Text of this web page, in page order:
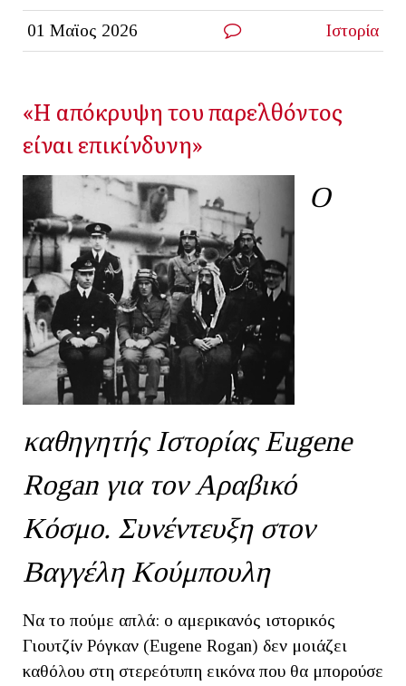
01 Μαϊος 2026 Ιστορία
«Η απόκρυψη του παρελθόντος
είναι επικίνδυνη»
Ο
καθηγητής Ιστορίας Eugene
Rogan για τον Αραβικό
Κόσμο. Συνέντευξη στον
Βαγγέλη Κούμπουλη
Να το πούμε απλά: ο αμερικανός ιστορικός
Γιουτζίν Ρόγκαν (Eugene Rogan) δεν μοιάζει
καθόλου στη στερεότυπη εικόνα που θα μπορούσε